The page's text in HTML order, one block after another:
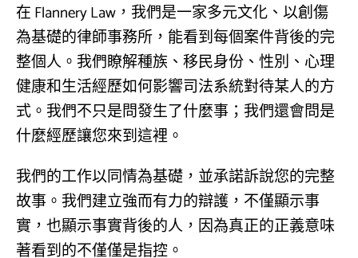
在 Flannery Law，我們是一家多元文化、以創傷
為基礎的律師事務所，能看到每個案件背後的完
整個人。我們瞭解種族、移民身份、性別、心理
健康和生活經歷如何影響司法系統對待某人的方
式。我們不只是問發生了什麼事；我們還會問是
什麼經歷讓您來到這裡。
我們的工作以同情為基礎，並承諾訴說您的完整
故事。我們建立強而有力的辯護，不僅顯示事
實，也顯示事實背後的人，因為真正的正義意味
著看到的不僅僅是指控。